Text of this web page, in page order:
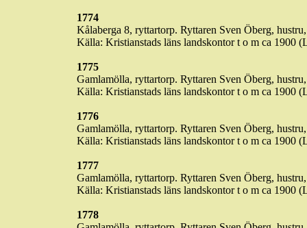
1774
Kålaberga 8, ryttartorp. Ryttaren Sven Öberg,
Källa: Kristianstads läns landskontor t o m ca 1900
1775
Gamlamölla, ryttartorp. Ryttaren Sven Öberg,
Källa: Kristianstads läns landskontor t o m ca 1900
1776
Gamlamölla, ryttartorp. Ryttaren Sven Öberg,
Källa: Kristianstads läns landskontor t o m ca 1900
1777
Gamlamölla, ryttartorp. Ryttaren Sven Öberg,
Källa: Kristianstads läns landskontor t o m ca 1900
1778